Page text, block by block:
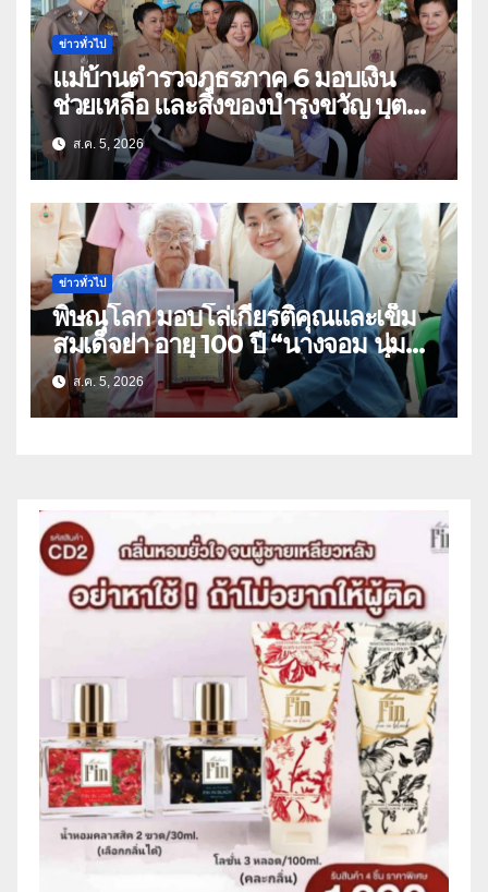
ข่าวทั่วไป
แม่บ้านตำรวจภูธรภาค 6 มอบเงิน
ช่วยเหลือ และสิ่งของบำรุงขวัญ บุตร-
ธิดา ข้าราชการตำรวจจังหวัด
อุทัยธานี
ส.ค. 5, 2026
ข่าวทั่วไป
พิษณุโลก มอบโล่เกียรติคุณและเข็ม
สมเด็จย่า อายุ 100 ปี “นางจอม นุ่ม
เนตร” ตำบลบ้านกร่าง อำเภอเมือง
ส.ค. 5, 2026